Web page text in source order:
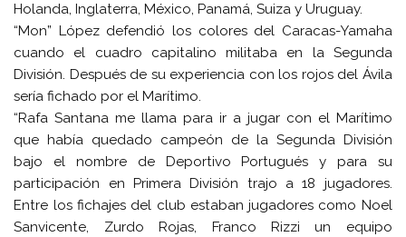
Holanda, Inglaterra, México, Panamá, Suiza y Uruguay.
“Mon” López defendió los colores del Caracas-Yamaha
cuando el cuadro capitalino militaba en la Segunda
División. Después de su experiencia con los rojos del Ávila
sería fichado por el Marítimo.
“Rafa Santana me llama para ir a jugar con el Marítimo
que había quedado campeón de la Segunda División
bajo el nombre de Deportivo Portugués y para su
participación en Primera División trajo a 18 jugadores.
Entre los fichajes del club estaban jugadores como Noel
Sanvicente, Zurdo Rojas, Franco Rizzi un equipo